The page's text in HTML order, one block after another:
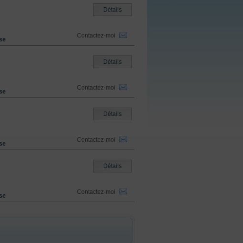
Détails
Contactez-moi
Détails
Contactez-moi
Détails
Contactez-moi
Détails
Contactez-moi